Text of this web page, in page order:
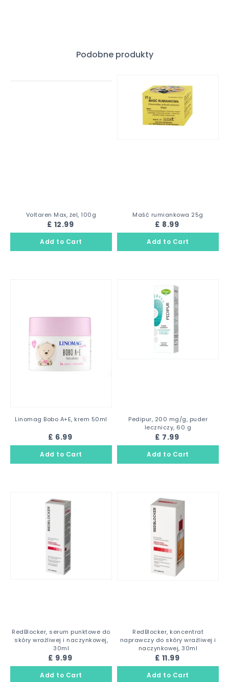
Podobne produkty
Voltaren Max, żel, 100g
£ 12.99
Maść rumiankowa 25g
£ 8.99
Linomag Bobo A+E, krem 50ml
£ 6.99
Pedipur, 200 mg/g, puder
leczniczy, 60 g
£ 7.99
RedBlocker, serum punktowe do
skóry wrażliwej i naczynkowej,
30ml
£ 9.99
RedBlocker, koncentrat
naprawczy do skóry wrażliwej i
naczynkowej, 30ml
£ 11.99